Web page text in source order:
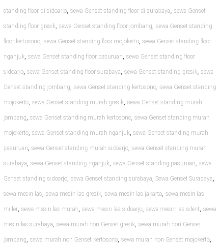
standing floor di sidoarjo, sewa Genset standing floor di surabaya, sewa Genset
standing floor gresik, sewa Genset standing floor jombang, sewa Genset standing
floor kertosono, sewa Genset standing floor mojokerto, sewa Genset standing floor
nganjuk, sewa Genset standing floor pasuruan, sewa Genset standing floor
sidoarjo, sewa Genset standing floor surabaya, sewa Genset standing gresik, sewa
Genset standing jombang, sewa Genset standing kertosono, sewa Genset standing
mojokerto, sewa Genset standing murah gresik, sewa Genset standing murah
jombang, sewa Genset standing murah kertosono, sewa Genset standing murah
mojokerto, sewa Genset standing murah nganjuk, sewa Genset standing murah
pasuruan, sewa Genset standing murah sidoarjo, sewa Genset standing murah
surabaya, sewa Genset standing nganjuk, sewa Genset standing pasuruan, sewa
Genset standing sidoarjo, sewa Genset standing surabaya, Sewa Genset Surabaya,
sewa mesin las, sewa mesin las gresik, sewa mesin las jakarta, sewa mesin las
miller, sewa mesin las murah, sewa mesin las sidoarjo, sewa mesin las silent, sewa
mesin las surabaya, sewa murah non Genset gresik, sewa murah non Genset
jombang, sewa murah non Genset kertosono, sewa murah non Genset mojokerto,